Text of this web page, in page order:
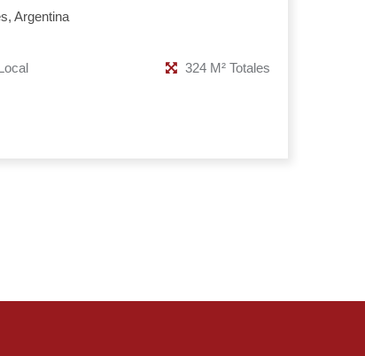
Argentina
324 M² Totales